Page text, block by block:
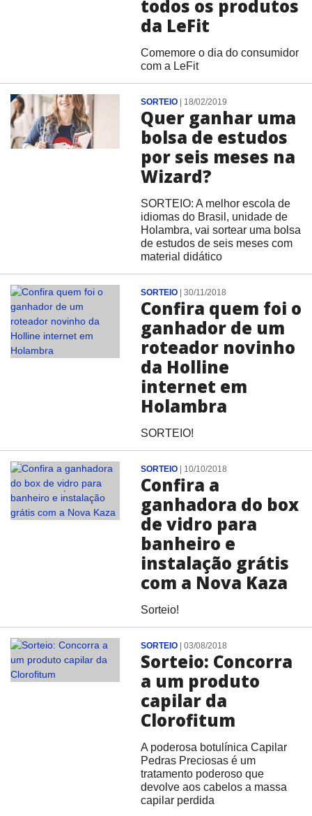
todos os produtos
da LeFit
Comemore o dia do consumidor
com a LeFit
SORTEIO| 18/02/2019
Quer ganhar uma
bolsa de estudos
por seis meses na
Wizard?
SORTEIO: A melhor escola de
idiomas do Brasil, unidade de
Holambra, vai sortear uma bolsa
de estudos de seis meses com
material didático
SORTEIO| 30/11/2018
Confira quem foi o
ganhador de um
roteador novinho
da Holline
internet em
Holambra
SORTEIO!
SORTEIO| 10/10/2018
Confira a
ganhadora do box
de vidro para
banheiro e
instalação grátis
com a Nova Kaza
Sorteio!
SORTEIO| 03/08/2018
Sorteio: Concorra
a um produto
capilar da
Clorofitum
A poderosa botulínica Capilar
Pedras Preciosas é um
tratamento poderoso que
devolve aos cabelos a massa
capilar perdida